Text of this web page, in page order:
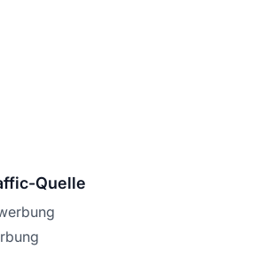
Quelle